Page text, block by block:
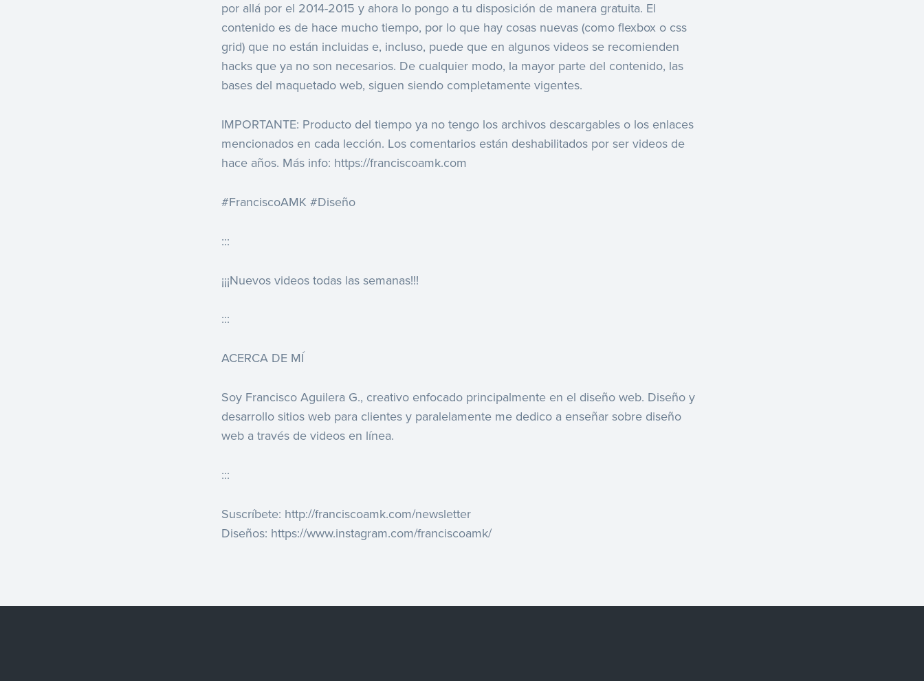
por allá por el 2014-2015 y ahora lo pongo a tu disposición de manera gratuita. El
contenido es de hace mucho tiempo, por lo que hay cosas nuevas (como flexbox o css
grid) que no están incluidas e, incluso, puede que en algunos videos se recomienden
hacks que ya no son necesarios. De cualquier modo, la mayor parte del contenido, las
bases del maquetado web, siguen siendo completamente vigentes.
IMPORTANTE: Producto del tiempo ya no tengo los archivos descargables o los enlaces
mencionados en cada lección. Los comentarios están deshabilitados por ser videos de
hace años. Más info: https://franciscoamk.com
#FranciscoAMK #Diseño
:::
¡¡¡Nuevos videos todas las semanas!!!
:::
ACERCA DE MÍ
Soy Francisco Aguilera G., creativo enfocado principalmente en el diseño web. Diseño y
desarrollo sitios web para clientes y paralelamente me dedico a enseñar sobre diseño
web a través de videos en línea.
:::
Suscríbete: http://franciscoamk.com/newsletter
Diseños: https://www.instagram.com/franciscoamk/